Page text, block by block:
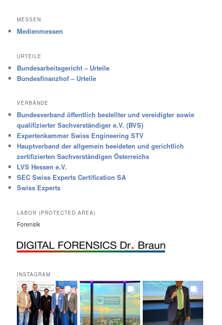
MESSEN
Medienmessen
URTEILE
Bundesarbeitsgericht – Urteile
Bundesfinanzhof – Urteile
VERBÄNDE
Bundesverband öffentlich bestellter und vereidigter sowie
qualifizierter Sachverständiger e.V. (BVS)
Expertenkammer Swiss Engineering STV
Hauptverband der allgemein beeideten und gerichtlich
zertifizierten Sachverständigen Österreichs
LVS Hessen e.V.
SEC Swiss Experts Certification SA
Swiss Experts
LABOR (PROTECTED AREA)
Forensik
INSTAGRAM